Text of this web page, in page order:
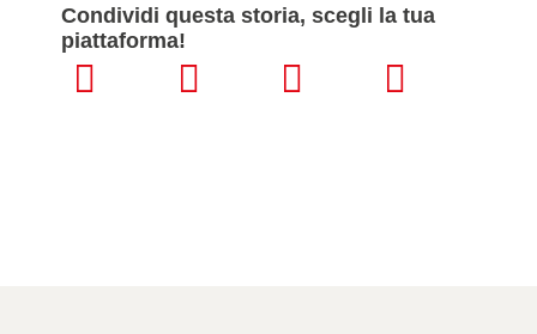
Condividi questa storia, scegli la tua
piattaforma!